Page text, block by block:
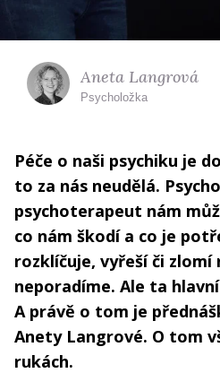
Aneta Langrová
Psycholožka
Péče o naši psychiku je
to za nás neudělá.
psychoterapeut nám
co nám škodí a co je
rozklíčuje, vyřeší či zlomí
neporadíme. Ale ta
A právě o tom je
Anety Langrové. O tom
rukách.